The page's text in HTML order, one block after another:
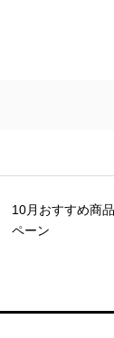
10月おすすめ商
ペーン